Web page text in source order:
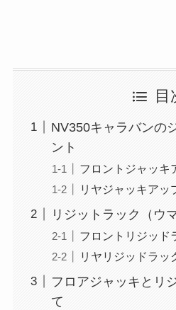
目
NV350キャラバンの
ント
フロントジャッキ
リヤジャッキアッ
リジットラック（ウ
フロントリジッド
リヤリジッドラッ
フロアジャッキとリ
て